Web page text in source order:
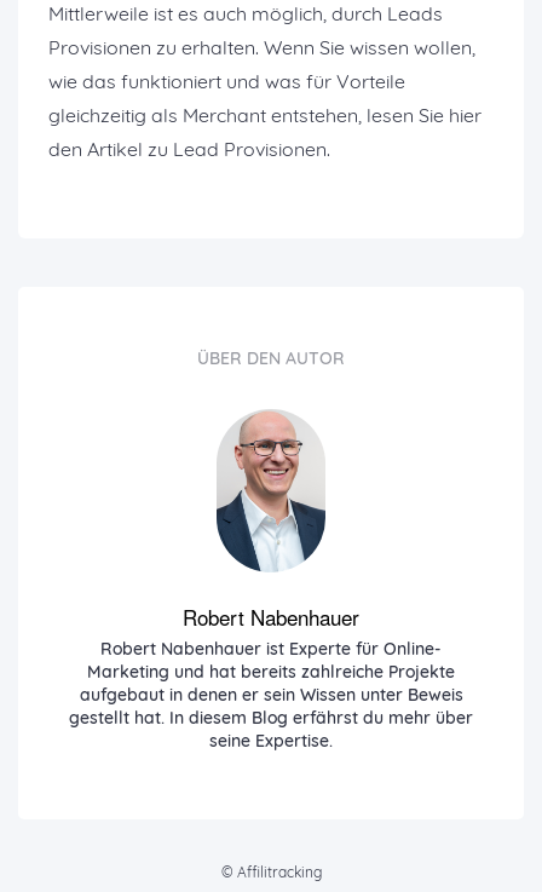
Mittlerweile ist es auch möglich, durch Leads
Provisionen zu erhalten. Wenn Sie wissen wollen,
wie das funktioniert und was für Vorteile
gleichzeitig als Merchant entstehen, lesen Sie hier
den Artikel zu Lead Provisionen.
ÜBER DEN AUTOR
Robert Nabenhauer
Robert Nabenhauer ist Experte für Online-
Marketing und hat bereits zahlreiche Projekte
aufgebaut in denen er sein Wissen unter Beweis
gestellt hat. In diesem Blog erfährst du mehr über
seine Expertise.
© Affilitracking